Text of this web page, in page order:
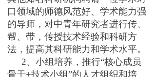
口领域的师德风范好、学术能力强
的导师，对中青年研究者进行传、
帮、带，传授技术经验和科研方
法，提高其科研能力和学术水平。
2、 小组培养 ，推行“核心成员
骨干+技术小组”的人才组织和培